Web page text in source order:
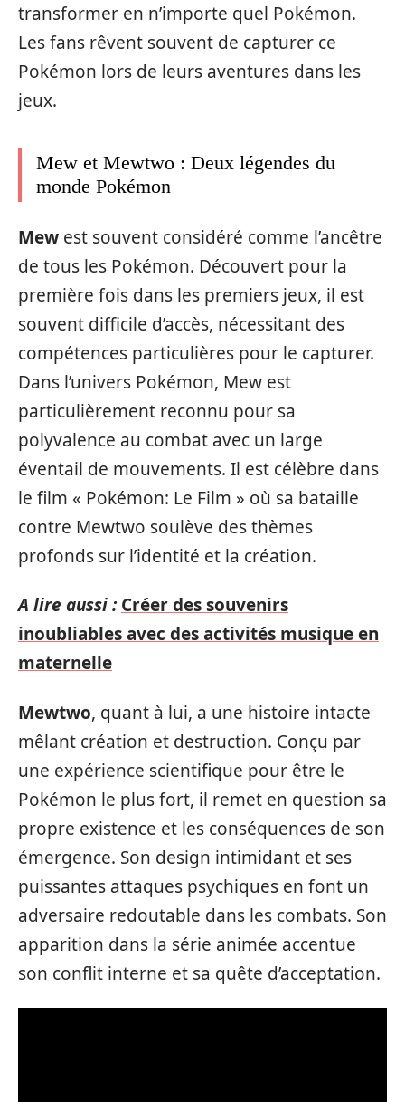
transformer en n’importe quel Pokémon.
Les fans rêvent souvent de capturer ce
Pokémon lors de leurs aventures dans les
jeux.
Mew et Mewtwo : Deux légendes du
monde Pokémon
Mew est souvent considéré comme l’ancêtre
de tous les Pokémon. Découvert pour la
première fois dans les premiers jeux, il est
souvent difficile d’accès, nécessitant des
compétences particulières pour le capturer.
Dans l’univers Pokémon, Mew est
particulièrement reconnu pour sa
polyvalence au combat avec un large
éventail de mouvements. Il est célèbre dans
le film « Pokémon: Le Film » où sa bataille
contre Mewtwo soulève des thèmes
profonds sur l’identité et la création.
A lire aussi : Créer des souvenirs
inoubliables avec des activités musique en
maternelle
Mewtwo, quant à lui, a une histoire intacte
mêlant création et destruction. Conçu par
une expérience scientifique pour être le
Pokémon le plus fort, il remet en question sa
propre existence et les conséquences de son
émergence. Son design intimidant et ses
puissantes attaques psychiques en font un
adversaire redoutable dans les combats. Son
apparition dans la série animée accentue
son conflit interne et sa quête d’acceptation.